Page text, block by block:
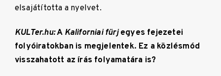
elsajátította a nyelvet.
KULTer.hu:A Kaliforniai fürjegyes fejezetei
folyóiratokban is megjelentek. Ez a közlésmód
visszahatott az írás folyamatára is?